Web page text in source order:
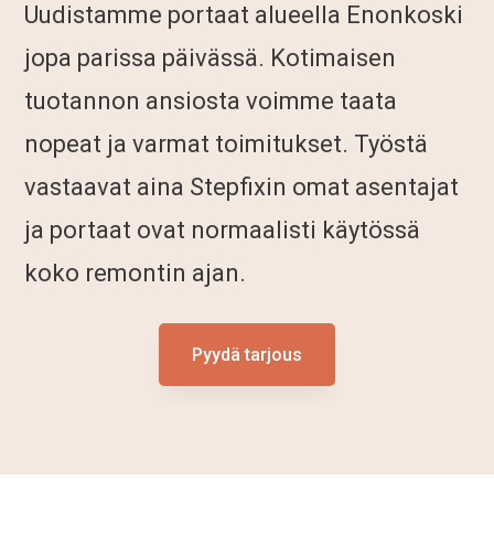
Uudistamme portaat alueella Enonkoski
jopa parissa päivässä. Kotimaisen
tuotannon ansiosta voimme taata
nopeat ja varmat toimitukset. Työstä
vastaavat aina Stepfixin omat asentajat
ja portaat ovat normaalisti käytössä
koko remontin ajan.
Pyydä tarjous